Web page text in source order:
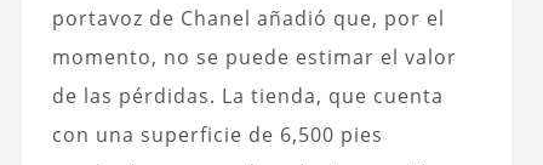
portavoz de Chanel añadió que, por el
momento, no se puede estimar el valor
de las pérdidas. La tienda, que cuenta
con una superficie de 6,500 pies